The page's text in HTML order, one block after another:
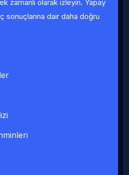
zamanlı olarak izleyin. Yapay
sonuçlarına dair daha doğru